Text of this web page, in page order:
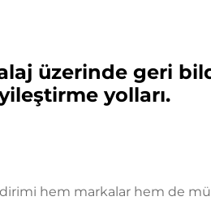
üzerinde geri
yolları.
hem markalar hem de